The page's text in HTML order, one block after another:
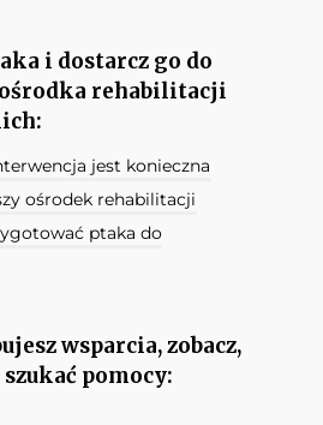
i dostarcz go do
rehabilitacji
jest konieczna
ośrodek rehabilitacji
ptaka do
wsparcia, zobacz,
pomocy: